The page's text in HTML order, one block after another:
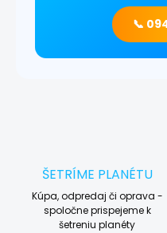
📞
ŠETRÍME PLANÉTU
Kúpa, odpredaj či oprava -
spoločne prispejeme k
šetreniu planéty